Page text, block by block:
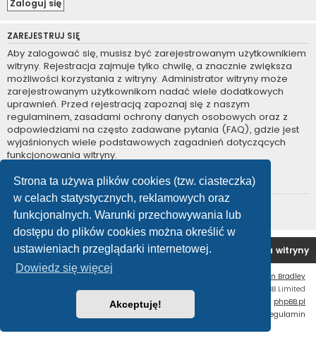
Strona ta używa plików cookies (tzw. ciasteczka)
w celach statystycznych, reklamowych oraz
funkcjonalnych. Warunki przechowywania lub
dostępu do plików cookies można określić w
ustawieniach przeglądarki internetowej.
Dowiedz się więcej
Akceptuję!
ZAREJESTRUJ SIĘ
Aby zalogować się, musisz być zarejestrowanym użytkownikiem
witryny. Rejestracja zajmuje tylko chwilę, a znacznie zwiększa
możliwości korzystania z witryny. Administrator witryny może
zarejestrowanym użytkownikom nadać wiele dodatkowych
uprawnień. Przed rejestracją zapoznaj się z naszym
regulaminem, zasadami ochrony danych osobowych oraz z
odpowiedziami na często zadawane pytania (FAQ), gdzie jest
wyjaśnionych wiele podstawowych zagadnień dotyczących
funkcjonowania witryny.
Regulamin |Zasady ochrony danych osobowych
Zarejestruj się
Forum OC PL Strona główna Usuń ciasteczka witryny
Ian Bradley
Technologię dostarczaphpBB® Forum Software © phpBB Limited
Polski pakiet językowy dostarcza phpBB.pl
Zasady ochrony danych osobowych
Regulamin